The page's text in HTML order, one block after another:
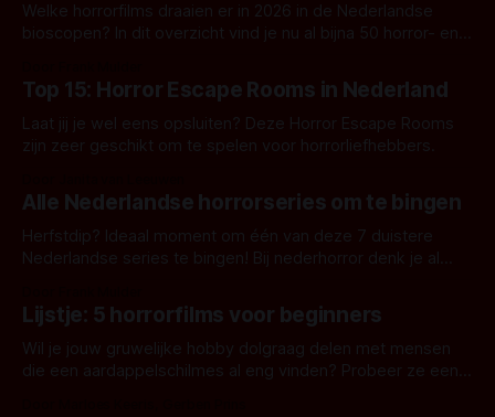
Welke horrorfilms draaien er in 2026 in de Nederlandse
bioscopen? In dit overzicht vind je nu al bijna 50 horror- en
Top 15: Horror Escape Rooms in Nederland
Laat jij je wel eens opsluiten? Deze Horror Escape Rooms
zijn zeer geschikt om te spelen voor horrorliefhebbers.
Alle Nederlandse horrorseries om te bingen
Herfstdip? Ideaal moment om één van deze 7 duistere
Nederlandse series te bingen! Bij nederhorror denk je al
Amsterdamned of The Johnsons. Maar Nederlandse horror
is niet beperkt tot films. Hier een aantal Nederlandse tv-
series uit het duistere of horrorgenre. Als
Lijstje: 5 horrorfilms voor beginners
Wil je jouw gruwelijke hobby dolgraag delen met mensen
die een aardappelschilmes al eng vinden? Probeer ze eens